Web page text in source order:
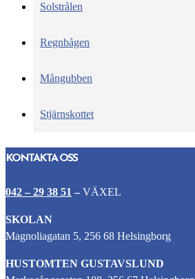
Solstrålen
Regnbågen
Mångubben
Stjärnskottet
KONTAKTA OSS
042 – 29 38 51 – VÄXEL
SKOLAN
Magnoliagatan 5, 256 68 Helsingborg
HUSTOMTEN GUSTAVSLUND